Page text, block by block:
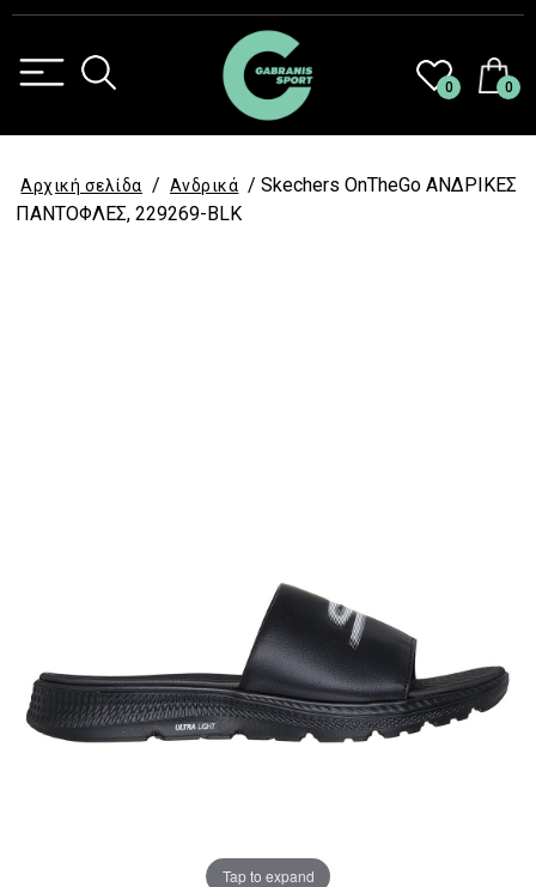
0 0
Αρχική σελίδα / Ανδρικά / Skechers OnTheGo ΑΝΔΡΙΚΕΣ
ΠΑΝΤΟΦΛΕΣ, 229269-BLK
Tap to expand